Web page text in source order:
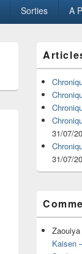
Sorties A
principale
de
widget
pour
barre
latérale
31/07/
31/07/
Zaouiya
Kaisen